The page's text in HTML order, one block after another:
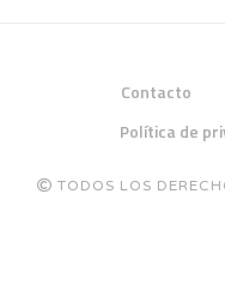
Contacto
Política de
TODOS LOS